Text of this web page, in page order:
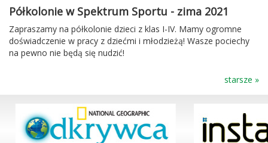
Półkolonie w Spektrum Sportu - zima 2021
Zapraszamy na półkolonie dzieci z klas I-IV. Mamy ogromne
doświadczenie w pracy z dziećmi i młodzieżą! Wasze pociechy
na pewno nie będą się nudzić!
starsze »